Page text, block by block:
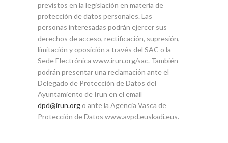
previstos en la legislación en materia de
protección de datos personales. Las
personas interesadas podrán ejercer sus
derechos de acceso, rectificación, supresión,
limitación y oposición a través del SAC o la
Sede Electrónica www.irun.org/sac. También
podrán presentar una reclamación ante el
Delegado de Protección de Datos del
Ayuntamiento de Irun en el email
dpd@irun.org o ante la Agencia Vasca de
Protección de Datos www.avpd.euskadi.eus.